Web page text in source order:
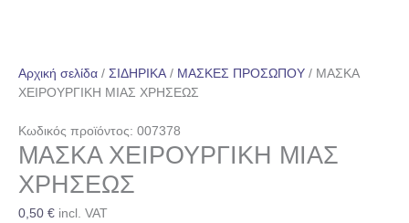
Αρχική σελίδα / ΣΙΔΗΡΙΚΑ / ΜΑΣΚΕΣ ΠΡΟΣΩΠΟΥ / ΜΑΣΚΑ
ΧΕΙΡΟΥΡΓΙΚΗ ΜΙΑΣ ΧΡΗΣΕΩΣ
Κωδικός προϊόντος: 007378
ΜΑΣΚΑ ΧΕΙΡΟΥΡΓΙΚΗ ΜΙΑΣ
ΧΡΗΣΕΩΣ
0,50 € incl. VAT